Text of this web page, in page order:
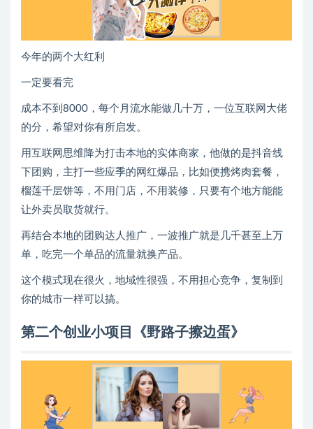
今年的两个大红利
一定要看完
成本不到8000，每个月流水能做几十万，一位互联网大佬
的分，希望对你有所启发。
用互联网思维降为打击本地的实体商家，他做的是抖音线
下团购，主打一些应季的网红爆品，比如便携烤肉套餐，
榴莲千层饼等，不用门店，不用装修，只要有个地方能能
让外卖员取货就行。
再结合本地的团购达人推广，一波推广就是几千甚至上万
单，吃完一个单品的流量就换产品。
这个模式现在很火，地域性很强，不用担心竞争，复制到
你的城市一样可以搞。
第二个创业小项目 《野路子擦边蛋》